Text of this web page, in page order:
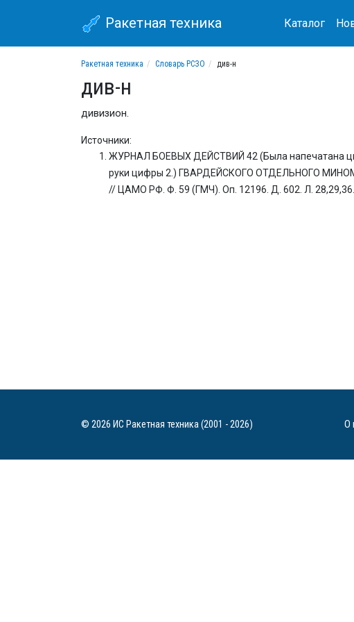
Ракетная техника Каталог
Ракетная техника Словарь РСЗО див-н
див-н
дивизион.
Источники:
ЖУРНАЛ БОЕВЫХ ДЕЙСТВИЙ 42 (Была напечатана
руки цифры 2.) ГВАРДЕЙСКОГО ОТДЕЛЬНОГО
// ЦАМО РФ. Ф. 59 (ГМЧ). Оп. 12196. Д. 602. Л. 28,29,36.
© 2026 ИС Ракетная техника (2001 - 2026) О